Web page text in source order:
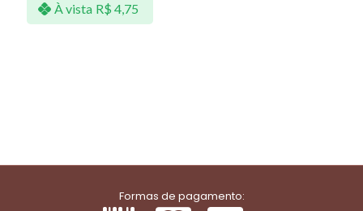
À vista R$ 4,75
Formas de pagamento: